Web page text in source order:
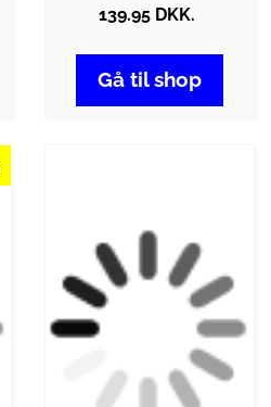
139.95 DKK.
Gå til shop